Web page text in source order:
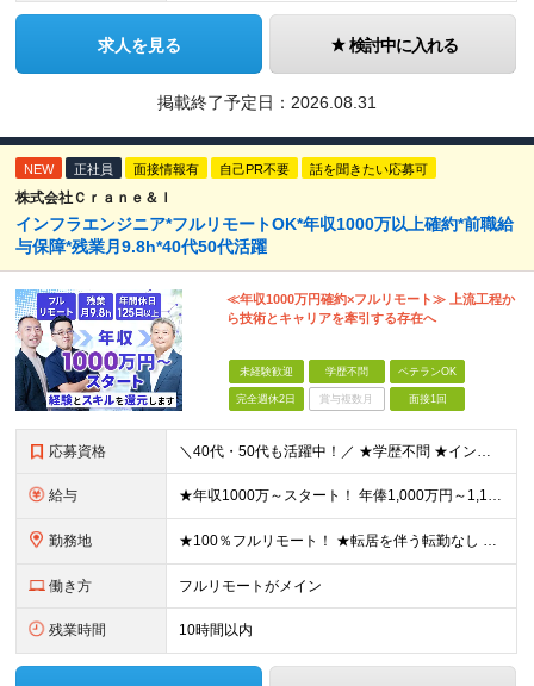
求人を見る 検討中に入れる
掲載終了予定日： 2026.08.31
NEW 正社員 面接情報有 自己PR不要 話を聞きたい応募可
株式会社Ｃｒａｎｅ＆Ｉ
インフラエンジニア*フルリモートOK*年収1000万以上確約*前職給
与保障*残業月9.8h*40代50代活躍
≪年収1000万円確約×フルリモート≫ 上流工程か
ら技術とキャリアを牽引する存在へ
未経験歓迎 学歴不問 ベテランOK
完全週休2日 賞与複数月 面接1回
応募資格 ＼40代・50代も活躍中！／ ★学歴不問 ★インフラエンジニアの経験を5年以上お持ちの方 ≪こんな方にピッタリです！≫ ◎自身の市場価値を正当に評価してほしい ◎今より年収をアップさせたい ◎多彩な
給与 ★年収1000万～スタート！ 年俸1,000万円～1,162万8,000円（12分割） ※経験・スキルを考慮の上決定します ※上記金額には固定残業代（月30h分・158,400円～184,000円
勤務地 ★100％フルリモート！ ★転居を伴う転勤なし 本社またはプロジェクト先にて勤務いただきます！ ※プロジェクト先は一都三県及び23区内がメイン 【本社】 東京都新宿区神楽坂1-2 研究社英語センタ
働き方 フルリモートがメイン
残業時間 10時間以内